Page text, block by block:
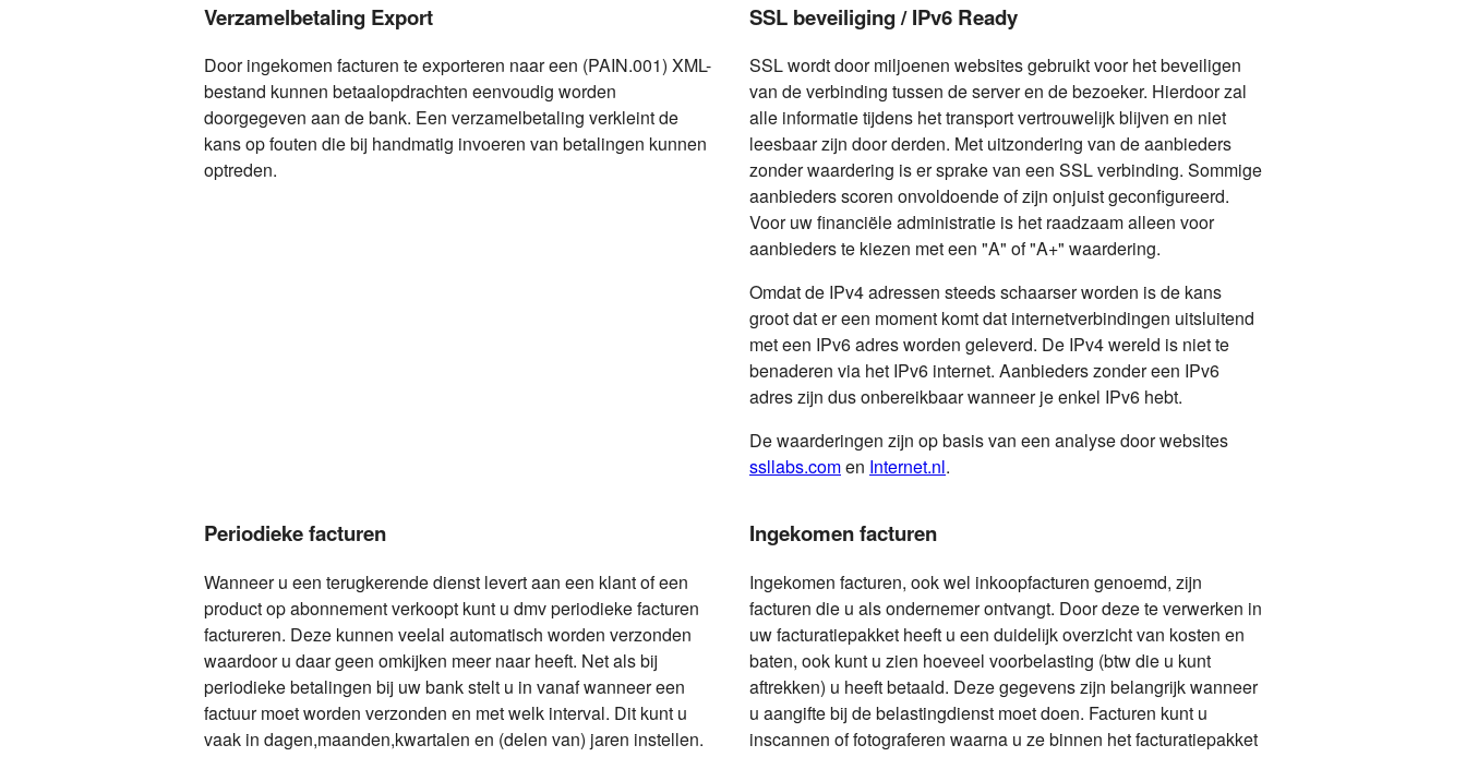
Verzamelbetaling Export
Door ingekomen facturen te exporteren naar een (PAIN.001) XML-
bestand kunnen betaalopdrachten eenvoudig worden
doorgegeven aan de bank. Een verzamelbetaling verkleint de
kans op fouten die bij handmatig invoeren van betalingen kunnen
optreden.
SSL beveiliging / IPv6 Ready
SSL wordt door miljoenen websites gebruikt voor het beveiligen
van de verbinding tussen de server en de bezoeker. Hierdoor zal
alle informatie tijdens het transport vertrouwelijk blijven en niet
leesbaar zijn door derden. Met uitzondering van de aanbieders
zonder waardering is er sprake van een SSL verbinding. Sommige
aanbieders scoren onvoldoende of zijn onjuist geconfigureerd.
Voor uw financiële administratie is het raadzaam alleen voor
aanbieders te kiezen met een "A" of "A+" waardering.
Omdat de IPv4 adressen steeds schaarser worden is de kans
groot dat er een moment komt dat internetverbindingen uitsluitend
met een IPv6 adres worden geleverd. De IPv4 wereld is niet te
benaderen via het IPv6 internet. Aanbieders zonder een IPv6
adres zijn dus onbereikbaar wanneer je enkel IPv6 hebt.
De waarderingen zijn op basis van een analyse door websites
ssllabs.comen Internet.nl.
Periodieke facturen
Wanneer u een terugkerende dienst levert aan een klant of een
product op abonnement verkoopt kunt u dmv periodieke facturen
factureren. Deze kunnen veelal automatisch worden verzonden
waardoor u daar geen omkijken meer naar heeft. Net als bij
periodieke betalingen bij uw bank stelt u in vanaf wanneer een
factuur moet worden verzonden en met welk interval. Dit kunt u
vaak in dagen,maanden,kwartalen en (delen van) jaren instellen.
Ingekomen facturen
Ingekomen facturen, ook wel inkoopfacturen genoemd, zijn
facturen die u als ondernemer ontvangt. Door deze te verwerken in
uw facturatiepakket heeft u een duidelijk overzicht van kosten en
baten, ook kunt u zien hoeveel voorbelasting (btw die u kunt
aftrekken) u heeft betaald. Deze gegevens zijn belangrijk wanneer
u aangifte bij de belastingdienst moet doen. Facturen kunt u
inscannen of fotograferen waarna u ze binnen het facturatiepakket